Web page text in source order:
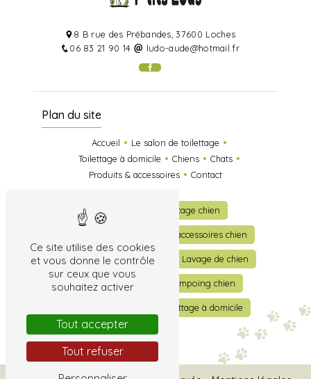
8 B rue des Prébandes, 37600 Loches
06 83 21 90 14
ludo-aude@hotmail.fr
Plan du site
Accueil
Le salon de toilettage
Toilettage à domicile
Chiens
Chats
Produits & accessoires
Contact
Toilettage Toilettage chien
Vente accessoires chien
Vente accessoires chat Lavage de chien
Lavage de chat Shampoing chien
Toilettage à domicile
Ce site utilise des cookies
et vous donne le contrôle
sur ceux que vous
souhaitez activer
Tout accepter
Tout refuser